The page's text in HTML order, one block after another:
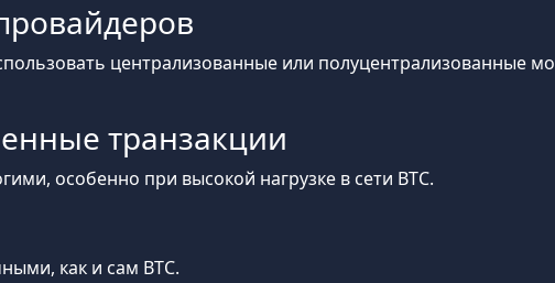
централизованные или полуцентрализованные
транзакции
особенно при высокой нагрузке в сети BTC.
как и сам BTC.